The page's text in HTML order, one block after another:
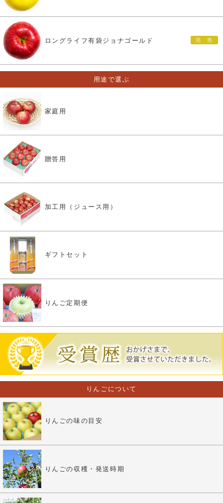
ロングライフ有袋ジョナゴールド
用途で選ぶ
家庭用
贈答用
加工用（ジュース用）
ギフトセット
りんご定期便
りんごについて
りんごの味の目安
りんごの収穫・発送時期